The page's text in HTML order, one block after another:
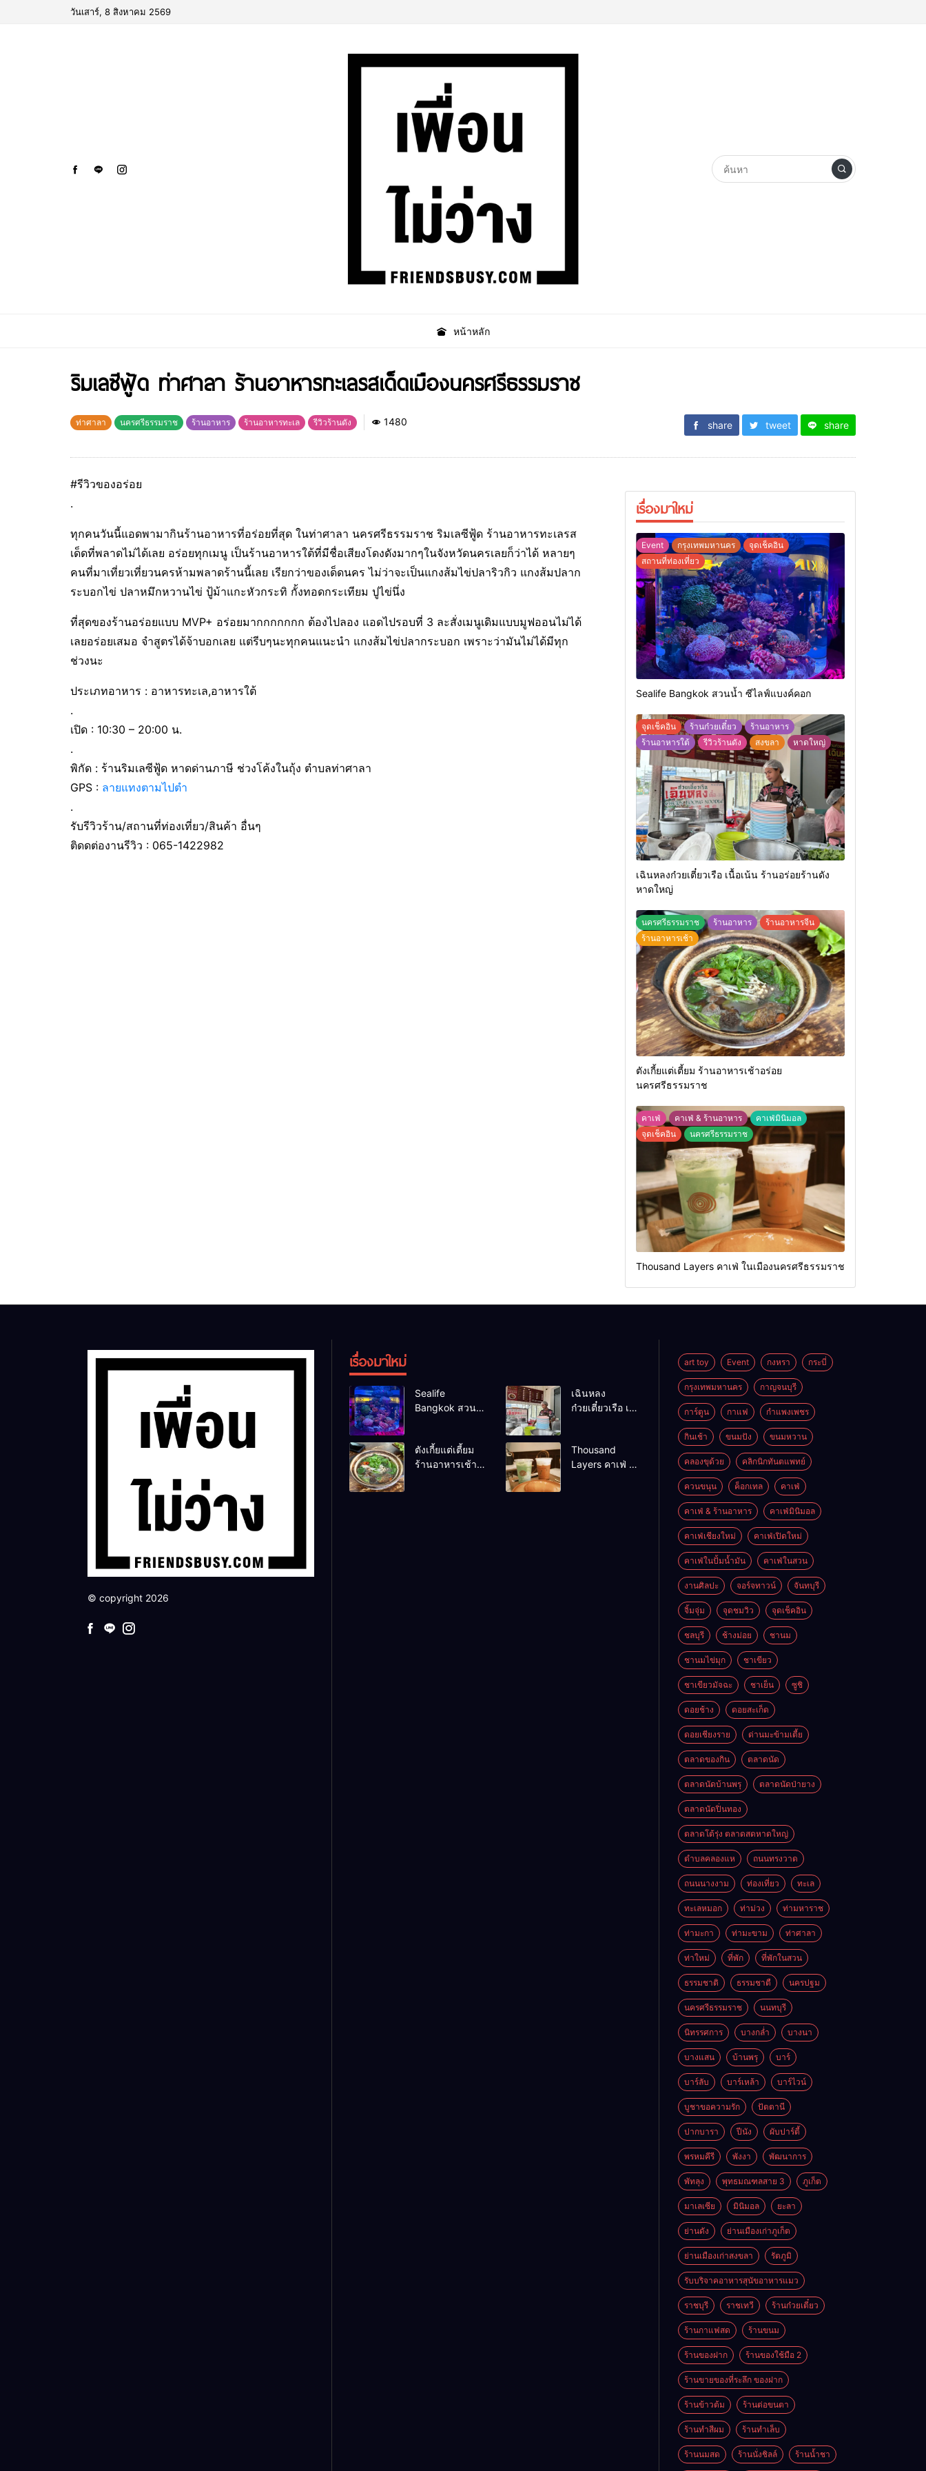
วันเสาร์, 8 สิงหาคม 2569
หน้าหลัก
ริมเลซีฟู้ด ท่าศาลา ร้านอาหารทะเลรสเด็ดเมืองนครศรีธรรมราช
ท่าศาลา นครศรีธรรมราช ร้านอาหาร ร้านอาหารทะเล รีวิวร้านดัง 1480 share tweet share
#รีวิวของอร่อย
.
ทุกคนวันนี้แอดพามากินร้านอาหารที่อร่อยที่สุด ในท่าศาลา นครศรีธรรมราช ริมเลซีฟู้ด ร้านอาหารทะเลรส
เด็ดที่พลาดไม่ได้เลย อร่อยทุกเมนู เป็นร้านอาหารใต้ที่มีชื่อเสียงโดงดังมากๆในจังหวัดนครเลยก็ว่าได้ หลายๆ
คนที่มาเที่ยวเที่ยวนครห้ามพลาดร้านนี้เลย เรียกว่าของเด็ดนคร ไม่ว่าจะเป็นแกงส้มไข่ปลาริวกิว แกงส้มปลาก
ระบอกไข่ ปลาหมึกหวานไข่ ปู้ม้าแกะหัวกระทิ กั้งทอดกระเทียม ปูไข่นึ่ง
ที่สุดของร้านอร่อยแบบ MVP+ อร่อยมากกกกกกก ต้องไปลอง แอดไปรอบที่ 3 ละสั่งเมนูเดิมแบบมูฟออนไม่ได้
เลยอร่อยเสมอ จำสูตรได้จ้าบอกเลย แต่รีบๆนะทุกคนแนะนำ แกงส้มไข่ปลากระบอก เพราะว่ามันไม่ได้มีทุก
ช่วงนะ
ประเภทอาหาร : อาหารทะเล,อาหารใต้
.
เปิด : 10:30 – 20:00 น.
.
พิกัด : ร้านริมเลซีฟู้ด หาดด่านภาษี ช่วงโค้งในถุ้ง ตำบลท่าศาลา
GPS : ลายแทงตามไปตำ
.
รับรีวิวร้าน/สถานที่ท่องเที่ยว/สินค้า อื่นๆ
ติดดต่องานรีวิว : 065-1422982
เรื่องมาใหม่
Event กรุงเทพมหานคร
จุดเช็คอิน
สถานที่ท่องเที่ยว
Sealife Bangkok สวนน้ำ ซีไลฟ์แบงค์คอก
จุดเช็คอิน ร้านก๋วยเตี๋ยว
ร้านอาหาร
ร้านอาหารใต้
รีวิวร้านดัง สงขลา หาดใหญ่
เฉินหลงก๋วยเตี๋ยวเรือ เนื้อเน้น ร้านอร่อยร้านดัง
หาดใหญ่
นครศรีธรรมราช ร้านอาหาร
ร้านอาหารจีน
ร้านอาหารเช้า
ตังเกี้ยแต่เตี้ยม ร้านอาหารเช้าอร่อย
นครศรีธรรมราช
คาเฟ่ คาเฟ่ & ร้านอาหาร
คาเฟ่มินิมอล
จุดเช็คอิน
นครศรีธรรมราช
Thousand Layers คาเฟ่ ในเมืองนครศรีธรรมราช
© copyright 2026
เรื่องมาใหม่
Sealife
Bangkok สวน
เฉินหลง
ก๋วยเตี๋ยวเรือ เนื้อ
ตังเกี้ยแต่เตี้ยม
ร้านอาหารเช้า
Thousand
Layers คาเฟ่ ใน
art toy Event กงหรา กระบี่
กรุงเทพมหานคร กาญจนบุรี
การ์ตูน กาแฟ กำแพงเพชร
กินเช้า ขนมปัง ขนมหวาน
คลองขุด้วย คลิกนิกทันตแพทย์
ควนขนุน ค็อกเทล คาเฟ่
คาเฟ่ & ร้านอาหาร คาเฟ่มินิมอล
คาเฟ่เชียงใหม่ คาเฟ่เปิดใหม่
คาเฟ่ในปั้มน้ำมัน คาเฟ่ในสวน
งานศิลปะ จอร์จทาวน์ จันทบุรี
จิ้มจุ่ม จุดชมวิว จุดเช็คอิน
ชลบุรี ช้างม่อย ชานม
ชานมไข่มุก ชาเขียว
ชาเขียวมัจฉะ ชาเย็น ซูชิ
ดอยช้าง ดอยสะเก็ด
ดอยเชียงราย ด่านมะข้ามเตี้ย
ตลาดของกิน ตลาดนัด
ตลาดนัดบ้านพรุ ตลาดนัดป่ายาง
ตลาดนัดปิ่นทอง
ตลาดโต้รุ่ง ตลาดสดหาดใหญ่
ตำบลคลองแห ถนนทรงวาด
ถนนนางงาม ท่องเที่ยว ทะเล
ทะเลหมอก ท่าม่วง ท่ามหาราช
ท่ามะกา ท่ามะขาม ท่าศาลา
ท่าใหม่ ที่พัก ที่พักในสวน
ธรรมชาติ ธรรมชาตื นครปฐม
นครศรีธรรมราช นนทบุรี
นิทรรศการ บางกล่ำ บางนา
บางแสน บ้านพรุ บาร์
บาร์ลับ บาร์เหล้า บาร์ไวน์
บูชาขอความรัก ปัตตานี
ปากบารา ปีนัง ผับปาร์ตี้
พรหมคีรี พังงา พัฒนาการ
พัทลุง พุทธมณฑลสาย 3 ภูเก็ต
มาเลเซีย มินิมอล ยะลา
ย่านดัง ย่านเมืองเก่าภูเก็ต
ย่านเมืองเก่าสงขลา รัตภูมิ
รับบริจาคอาหารสุนัขอาหารแมว
ราชบุรี ราชเทวี ร้านก๋วยเตี๋ยว
ร้านกาแฟสด ร้านขนม
ร้านของฝาก ร้านของใช้มือ 2
ร้านขายของที่ระลึก ของฝาก
ร้านข้าวต้ม ร้านต่อขนตา
ร้านทำสีผม ร้านทำเล็บ
ร้านนมสด ร้านนั่งชิลล์ ร้านน้ำชา